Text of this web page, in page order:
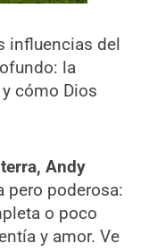
influencias del
la
cómo Dios
Andy
pero poderosa:
o poco
y amor. Ve